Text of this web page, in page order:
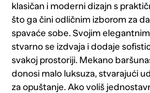
klasičan i moderni dizajn s
što ga čini odličnim izborom za
spavaće sobe. Svojim
stvarno se izdvaja i dodaje
svakoj prostoriji. Mekano
donosi malo luksuza, stvarajući
za opuštanje. Ako voliš